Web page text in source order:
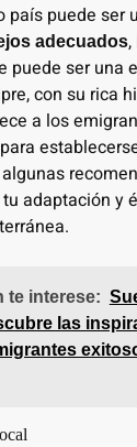
país puede ser
adecuados,
puede ser una
con su rica
a los
adaptación y
te interese:
las